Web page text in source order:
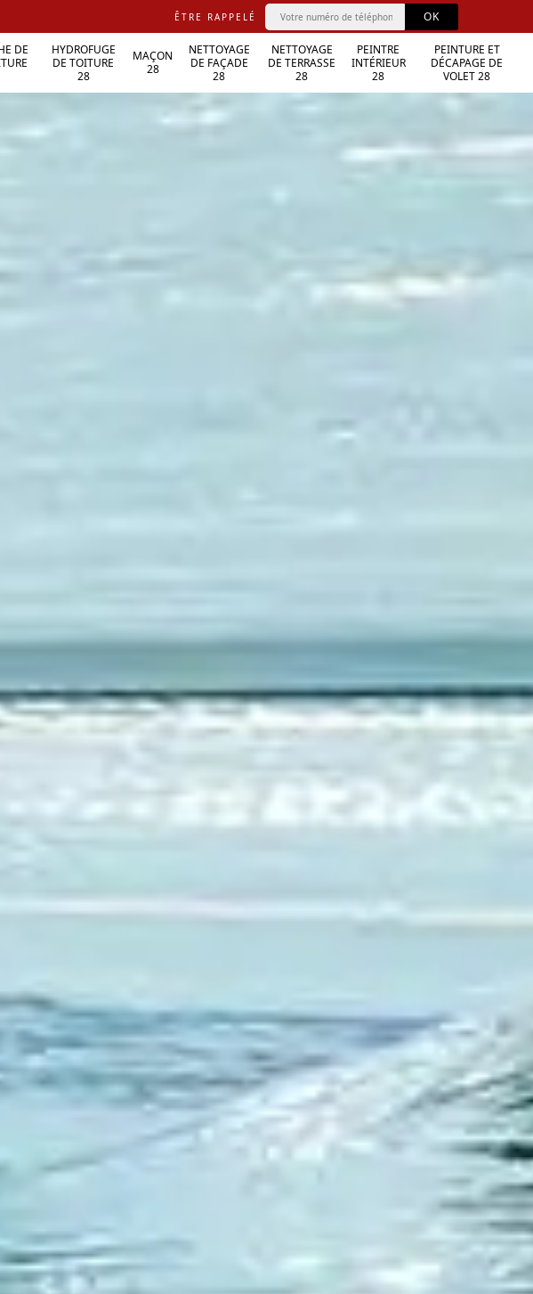
ÊTRE RAPPELÉ
DE
HYDROFUGE
DE TOITURE
28
MAÇON
28
NETTOYAGE
DE FAÇADE
28
NETTOYAGE
DE TERRASSE
28
PEINTRE
INTÉRIEUR
28
PEINTURE ET
DÉCAPAGE DE
VOLET 28